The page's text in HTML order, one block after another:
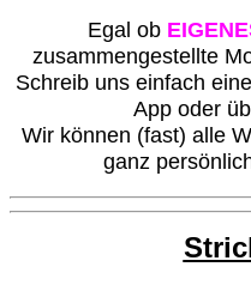
Egal ob
zusammengestellte
Schreib uns einfach
App oder
Wir können (fast) alle
ganz